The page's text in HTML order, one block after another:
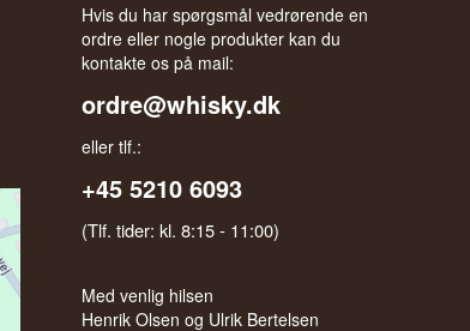
Hvis du har spørgsmål vedrørende en
ordre eller nogle produkter kan du
kontakte os på mail:
ordre@whisky.dk
eller tlf.:
+45 5210 6093
(Tlf. tider: kl. 8:15 - 11:00)
Med venlig hilsen
Henrik Olsen og Ulrik Bertelsen